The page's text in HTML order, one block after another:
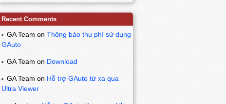
Recent Comments
GA Team on Thông báo thu phí sử dụng
GAuto
GA Team on Download
GA Team on Hỗ trợ GAuto từ xa qua
Ultra Viewer